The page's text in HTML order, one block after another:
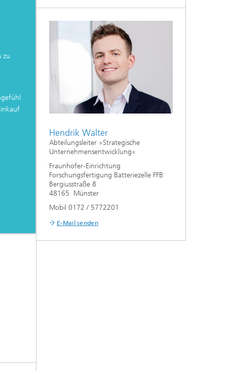
zu
Hendrik Walter
Abteilungsleiter »Strategische
Unternehmensentwicklung«
Fraunhofer-Einrichtung
Forschungsfertigung Batteriezelle FFB
Bergiusstraße 8
48165 Münster
Mobil 0172 / 5772201
E-Mail senden